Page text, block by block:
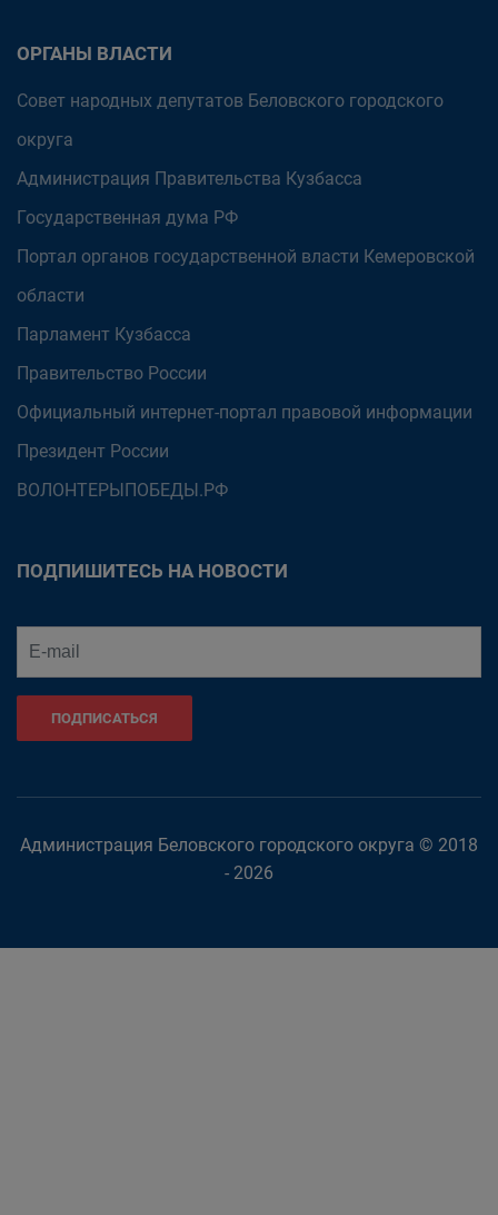
ОРГАНЫ ВЛАСТИ
Совет народных депутатов Беловского городского
округа
Администрация Правительства Кузбасса
Государственная дума РФ
Портал органов государственной власти Кемеровской
области
Парламент Кузбасса
Правительство России
Официальный интернет-портал правовой информации
Президент России
ВОЛОНТЕРЫПОБЕДЫ.РФ
ПОДПИШИТЕСЬ НА НОВОСТИ
ПОДПИСАТЬСЯ
Администрация Беловского городского округа © 2018
- 2026